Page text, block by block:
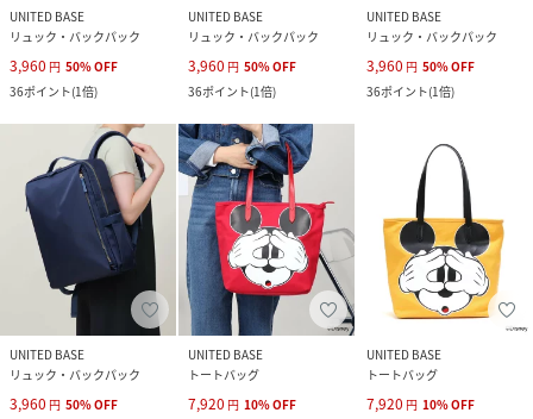
UNITED BASE
リュック・バックパック
3,960 円 50%OFF
36ポイント(1倍)
UNITED BASE
リュック・バックパック
3,960 円 50%OFF
36ポイント(1倍)
UNITED BASE
リュック・バックパック
3,960 円 50%OFF
36ポイント(1倍)
UNITED BASE
リュック・バックパック
3,960 円 50%OFF
UNITED BASE
トートバッグ
7,920 円 10%OFF
UNITED BASE
トートバッグ
7,920 円 10%OFF